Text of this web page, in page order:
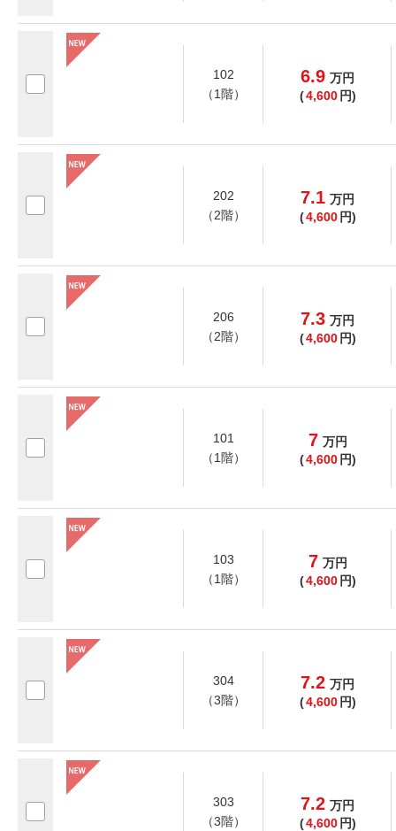
102
（1階）
6.9 万円
(4,600 円)
202
（2階）
7.1 万円
(4,600 円)
206
（2階）
7.3 万円
(4,600 円)
101
（1階）
7 万円
(4,600 円)
103
（1階）
7 万円
(4,600 円)
304
（3階）
7.2 万円
(4,600 円)
303
（3階）
7.2 万円
(4,600 円)